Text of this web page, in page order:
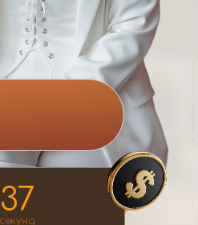
35
секунд